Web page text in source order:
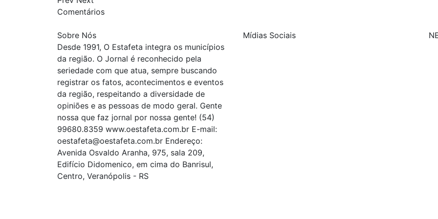
Comentários
Sobre Nós
Desde 1991, O Estafeta integra os municípios
da região. O Jornal é reconhecido pela
seriedade com que atua, sempre buscando
registrar os fatos, acontecimentos e eventos
da região, respeitando a diversidade de
opiniões e as pessoas de modo geral. Gente
nossa que faz jornal por nossa gente! (54)
99680.8359 www.oestafeta.com.br E-mail:
oestafeta@oestafeta.com.br Endereço:
Avenida Osvaldo Aranha, 975, sala 209,
Edifício Didomenico, em cima do Banrisul,
Centro, Veranópolis - RS
Mídias Sociais